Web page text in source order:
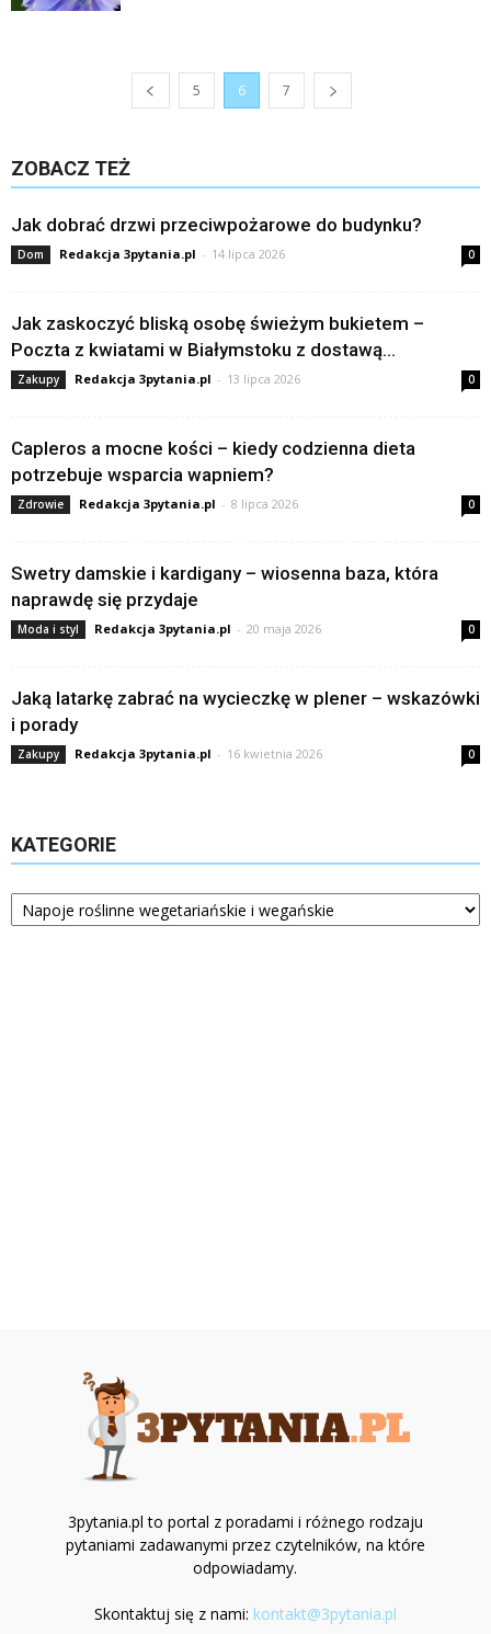
5 6 7
ZOBACZ TEŻ
Jak dobrać drzwi przeciwpożarowe do budynku?
Dom Redakcja 3pytania.pl - 14 lipca 2026 0
Jak zaskoczyć bliską osobę świeżym bukietem –
Poczta z kwiatami w Białymstoku z dostawą...
Zakupy Redakcja 3pytania.pl - 13 lipca 2026 0
Capleros a mocne kości – kiedy codzienna dieta
potrzebuje wsparcia wapniem?
Zdrowie Redakcja 3pytania.pl - 8 lipca 2026 0
Swetry damskie i kardigany – wiosenna baza, która
naprawdę się przydaje
Moda i styl Redakcja 3pytania.pl - 20 maja 2026 0
Jaką latarkę zabrać na wycieczkę w plener – wskazówki
i porady
Zakupy Redakcja 3pytania.pl - 16 kwietnia 2026 0
KATEGORIE
Kategorie
3pytania.pl to portal z poradami i różnego rodzaju
pytaniami zadawanymi przez czytelników, na które
odpowiadamy.
Skontaktuj się z nami: kontakt@3pytania.pl